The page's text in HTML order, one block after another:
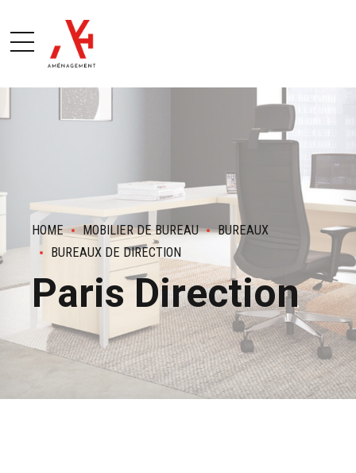
HOME MOBILIER DE BUREAU
BUREAUX
BUREAUX DE DIRECTION
Paris Direction